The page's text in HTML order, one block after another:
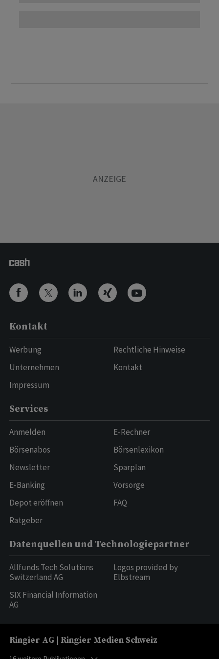
Kontakt
Werbung
Unternehmen
Impressum
Rechtliche Hinweise
Kontakt
Services
Anmelden
Börsenabos
Newsletter
E-Banking
Depot eröffnen
Ratgeber
E-Rechner
Börsenlexikon
Sparplan
Vorsorge
FAQ
Datenquellen und Technologiepartner
Allfunds Tech Solutions
Switzerland AG
SIX Financial Information
AG
Logos provided by
Elbstream
Ringier AG | Ringier Medien Schweiz